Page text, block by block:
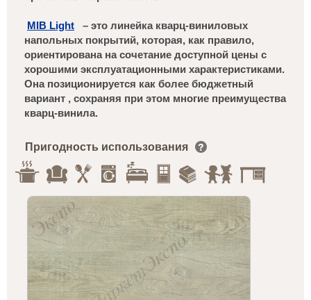
MIB Light – это линейка кварц-виниловых
напольных покрытий, которая, как правило,
ориентирована на сочетание доступной цены с
хорошими эксплуатационными характеристиками.
Она позиционируется как более бюджетный
вариант , сохраняя при этом многие преимущества
кварц-винила.
Пригодность использования